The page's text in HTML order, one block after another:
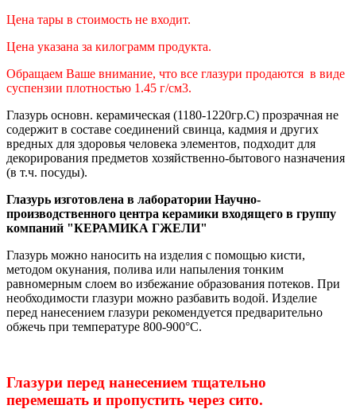
Цена тары в стоимость не входит.
Цена указана за килограмм продукта.
Обращаем Ваше внимание, что все глазури продаются в виде
суспензии плотностью 1.45 г/см3.
Глазурь основн. керамическая (1180-1220гр.С) прозрачная не
содержит в составе соединений свинца, кадмия и других
вредных для здоровья человека элементов, подходит для
декорирования предметов хозяйственно-бытового назначения
(в т.ч. посуды).
Глазурь изготовлена в лаборатории Научно-
производственного центра керамики входящего в группу
компаний "КЕРАМИКА ГЖЕЛИ"
Глазурь можно наносить на изделия с помощью кисти,
методом окунания, полива или напыления тонким
равномерным слоем во избежание образования потеков. При
необходимости глазури можно разбавить водой. Изделие
перед нанесением глазури рекомендуется предварительно
обжечь при температуре 800-900°С.
Глазури перед нанесением тщательно
перемешать и пропустить через сито.